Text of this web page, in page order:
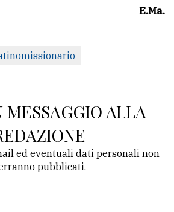
E.Ma.
ALLA
ed eventuali dati personali non
pubblicati.